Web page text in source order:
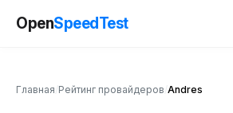
OpenSpeedTest
Главная Рейтинг провайдеров Andres